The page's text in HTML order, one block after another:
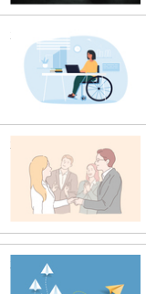
2020/12/18
2020/11/29